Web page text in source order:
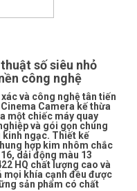
số siêu nhỏ
công nghệ
và công nghệ tân tiến
Camera kế thừa
một chiếc máy quay
và gói gọn chúng
ngạc. Thiết kế
hợp kim nhôm chắc
dải động màu 13
HQ chất lượng cao và
mọi khía cạnh đều được
sản phẩm có chất